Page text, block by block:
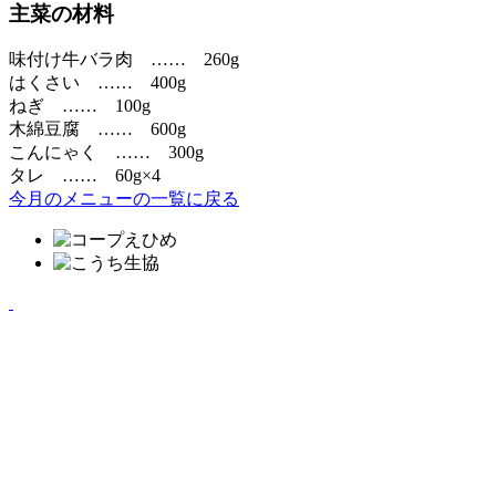
主菜の材料
味付け牛バラ肉 …… 260g
はくさい …… 400g
ねぎ …… 100g
木綿豆腐 …… 600g
こんにゃく …… 300g
タレ …… 60g×4
今月のメニューの一覧に戻る